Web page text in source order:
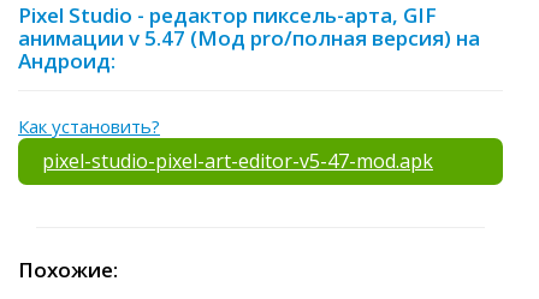
Pixel Studio - редактор пиксель-арта, GIF
анимации v 5.47 (Мод pro/полная версия) на
Андроид:
Как установить?
pixel-studio-pixel-art-editor-v5-47-mod.apk
Похожие: